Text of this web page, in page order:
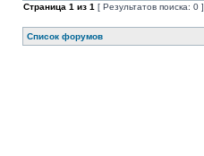
Страница 1 из 1 [ Результатов поиска: 0 ]
Список форумов